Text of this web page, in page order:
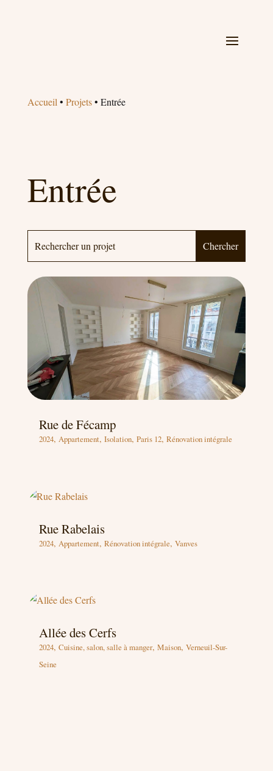
Accueil • Projets• Entrée
Entrée
Rue de Fécamp
2024, Appartement, Isolation, Paris 12, Rénovation intégrale
Rue Rabelais
2024, Appartement, Rénovation intégrale, Vanves
Allée des Cerfs
2024, Cuisine, salon, salle à manger, Maison, Verneuil-Sur-
Seine